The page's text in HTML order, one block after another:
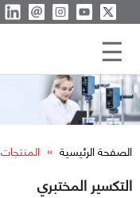
الصفحة الرئيسية » المنتجات
التكسير المختبري